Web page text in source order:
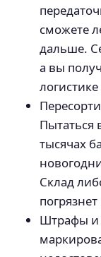
сможете
дальше.
а вы
Пытаться
тысячах
Склад
Штрафы и